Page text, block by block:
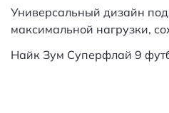
Универсальный дизайн
максимальной нагрузки,
Найк Зум Суперфлай 9